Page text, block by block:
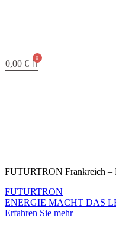
0,00 €
FUTURTRON Frankreich –
FUTURTRON
ENERGIE MACHT DAS
Erfahren Sie mehr